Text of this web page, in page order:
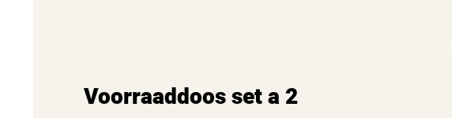
Voorraaddoos set a 2